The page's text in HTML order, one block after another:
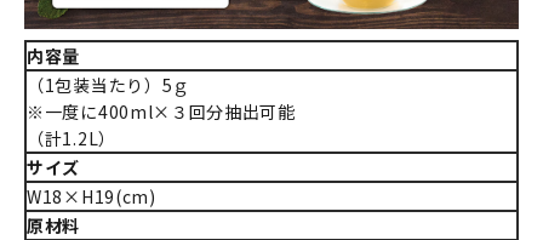
内容量
（1包装当たり）5ｇ
※一度に400ml×３回分抽出可能
（計1.2L）
サイズ
W18×H19(cm)
原材料